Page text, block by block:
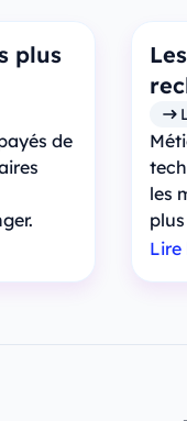
plus
de
les
Lire